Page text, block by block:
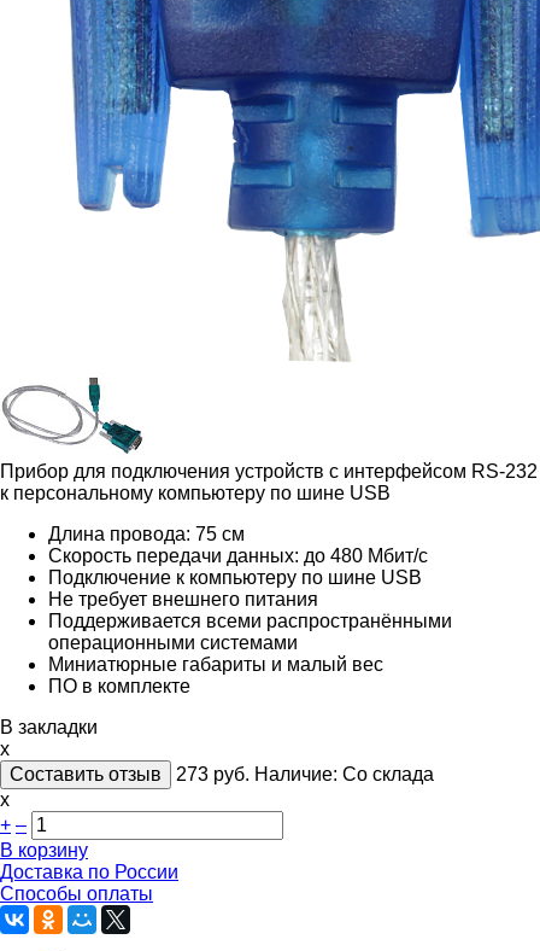
Прибор для подключения устройств с интерфейсом RS-232
к персональному компьютеру по шине USB
Длина провода: 75 см
Скорость передачи данных: до 480 Мбит/с
Подключение к компьютеру по шине USB
Не требует внешнего питания
Поддерживается всеми распространёнными
операционными системами
Миниатюрные габариты и малый вес
ПО в комплекте
В закладки
x
Составить отзыв
273 руб. Наличие: Со склада
х
+ –
В корзину
Доставка по России
Способы оплаты